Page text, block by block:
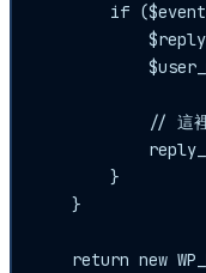
if
// 這
        }
    }
return new